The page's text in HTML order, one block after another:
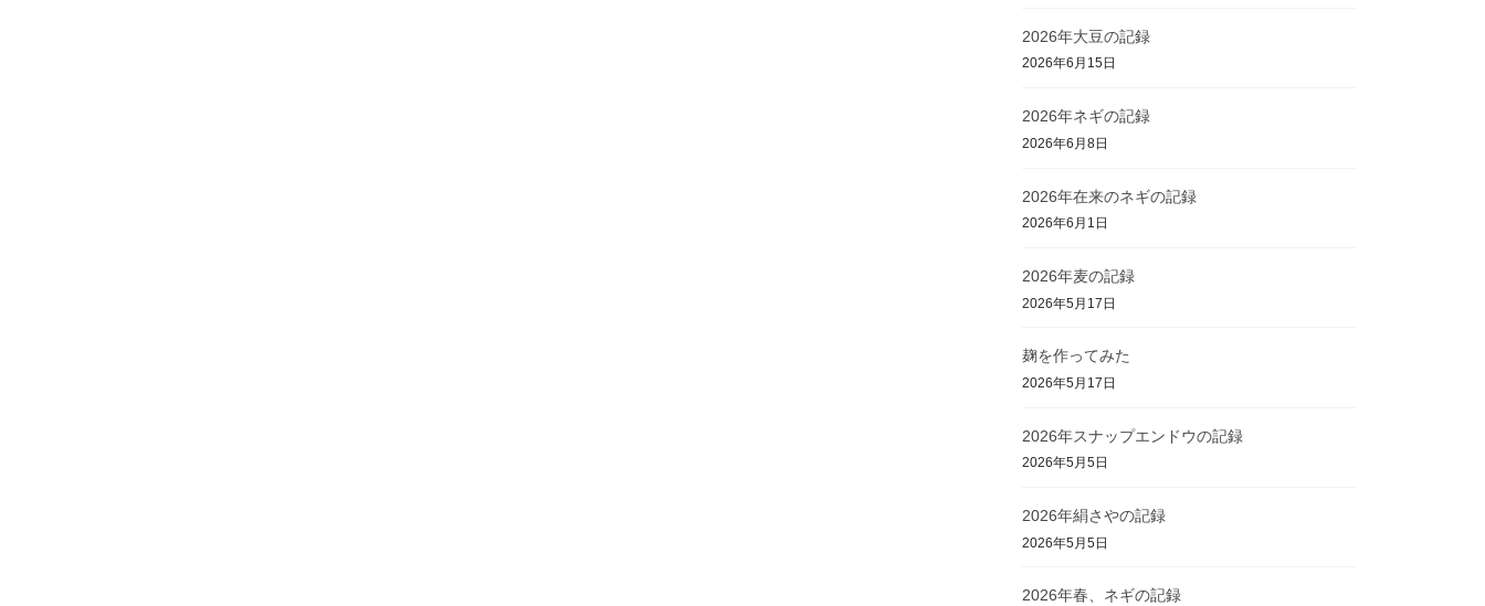
2026年大豆の記録
2026年6月15日
2026年ネギの記録
2026年6月8日
2026年在来のネギの記録
2026年6月1日
2026年麦の記録
2026年5月17日
麹を作ってみた
2026年5月17日
2026年スナップエンドウの記録
2026年5月5日
2026年絹さやの記録
2026年5月5日
2026年春、ネギの記録